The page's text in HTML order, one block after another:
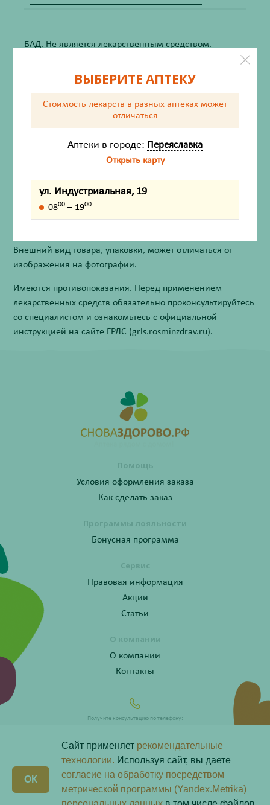
БАД. Не является лекарственным средством.
Показания
Способ применения и дозы
Противопоказания
Условия хранения
Форма выпуска
Внешний вид товара, упаковки, может отличаться от
изображения на фотографии.
Имеются противопоказания. Перед применением
лекарственных средств обязательно проконсультируйтесь
со специалистом и ознакомьтесь с официальной
инструкцией на сайте ГРЛС (grls.rosminzdrav.ru).
Помощь
Условия оформления заказа
Как сделать заказ
Программы лояльности
Бонусная программа
Сервис
Правовая информация
Акции
Статьи
О компании
О компании
Контакты
Получите консультацию по телефону:
Любая информация на сайте носит справочный характер и не является публичной офертой
определяемой положениями пункта 2 статьи 437 Гражданского кодекса Российской Федерации.
Сайт применяет рекомендательные
технологии. Используя сайт, вы даете
согласие на обработку посредством
метрической программы (Yandex.Metrika)
ОК
ВЫБЕРИТЕ АПТЕКУ
Стоимость лекарств в разных аптеках может
отличаться
Аптеки в городе: Переяславка
Открыть карту
ул. Индустриальная, 19
0800 – 1900